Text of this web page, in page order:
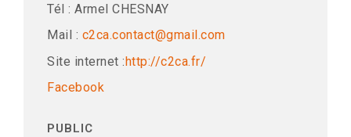
Tél : Armel CHESNAY
Mail : c2ca.contact@gmail.com
Site internet :http://c2ca.fr/
Facebook
PUBLIC